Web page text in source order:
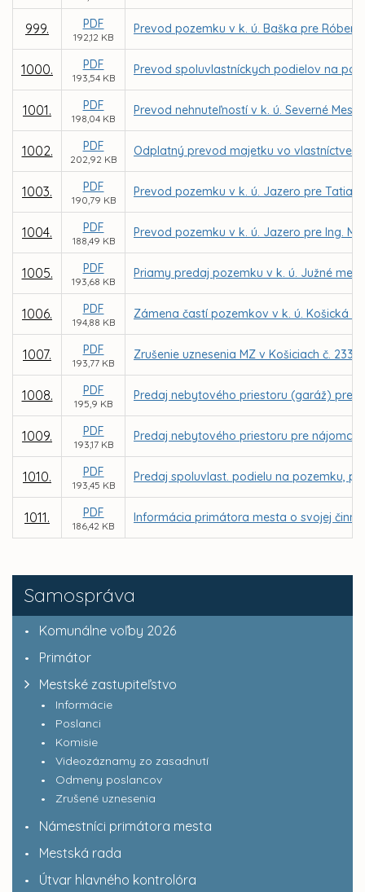
Samospráva
Komunálne voľby 2026
Primátor
Mestské zastupiteľstvo
Informácie
Poslanci
Komisie
Videozáznamy zo zasadnutí
Odmeny poslancov
Zrušené uznesenia
Námestníci primátora mesta
Mestská rada
Útvar hlavného kontrolóra
999. PDF
192,12 KB
Prevod pozemku v k. ú. Baška pre
1000. PDF
193,54 KB
Prevod spoluvlastníckych podielov na
1001. PDF
198,04 KB
Prevod nehnuteľností v k. ú. Severné
1002. PDF
202,92 KB
Odplatný prevod majetku vo vlastníctve
1003. PDF
190,79 KB
Prevod pozemku v k. ú. Jazero pre
1004. PDF
188,49 KB
Prevod pozemku v k. ú. Jazero pre Ing.
1005. PDF
193,68 KB
Priamy predaj pozemku v k. ú. Južné
1006. PDF
194,88 KB
Zámena častí pozemkov v k. ú. Košická
1007. PDF
193,77 KB
Zrušenie uznesenia MZ v Košiciach č. 233
1008. PDF
195,9 KB
Predaj nebytového priestoru (garáž) pre
1009. PDF
193,17 KB
Predaj nebytového priestoru pre nájomcu
1010. PDF
193,45 KB
Predaj spoluvlast. podielu na pozemku,
1011. PDF
186,42 KB
Informácia primátora mesta o svojej